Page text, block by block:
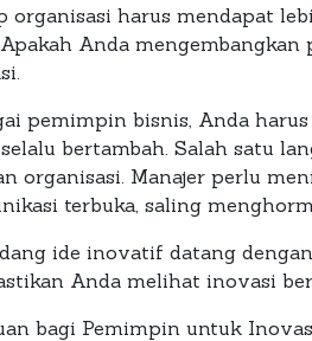
organisasi harus mendapat
Anda
pemimpin bisnis, Anda
bertambah. Salah satu
organisasi. Manajer perlu
terbuka, saling
ide inovatif datang
Anda melihat inovasi
bagi Pemimpin untuk